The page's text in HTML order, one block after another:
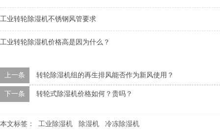
工业转轮除湿机不锈钢风管要求
工业转轮除湿机价格高是因为什么？
上一条 转轮除湿机组的再生排风能否作为新风使用？
下一条 转轮式除湿机价格如何？贵吗？
本文标签： 工业除湿机 除湿机 冷冻除湿机